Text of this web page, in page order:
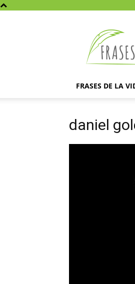
FRASES DE LA
daniel